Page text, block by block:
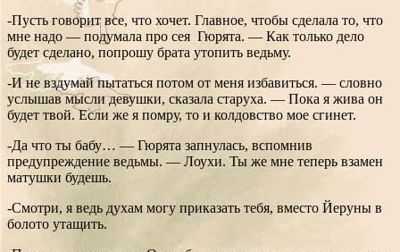
-Пусть говорит все, что хочет. Главное, чтобы сделала то, что
мне надо — подумала про сея Гюрята. — Как только дело
будет сделано, попрошу брата утопить ведьму.
-И не вздумай пытаться потом от меня избавиться. — словно
услышав мысли девушки, сказала старуха. — Пока я жива он
будет твой. Если же я помру, то и колдовство мое сгинет.
-Да что ты бабу… — Гюрята запнулась, вспомнив
предупреждение ведьмы. — Лоухи. Ты же мне теперь взамен
матушки будешь.
-Смотри, я ведь духам могу приказать тебя, вместо Йеруны в
болото утащить.